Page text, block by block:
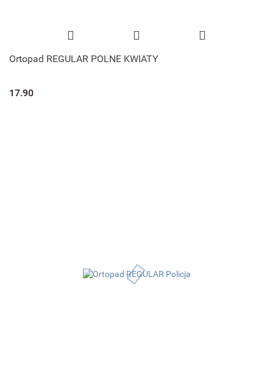
Ortopad REGULAR POLNE KWIATY
17.90